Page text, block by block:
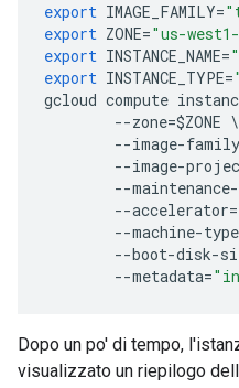
export IMAGE_FAMILY=
export ZONE="us-
export INSTANCE_NAME=
export INSTANCE_TYPE=
gcloud compute
--zone=$ZONE
--image-family
--image-
--maintenance-
--accelerator=
--machine-type
--boot-disk-
--metadata=
Dopo un po' di tempo,
visualizzato un riepilogo